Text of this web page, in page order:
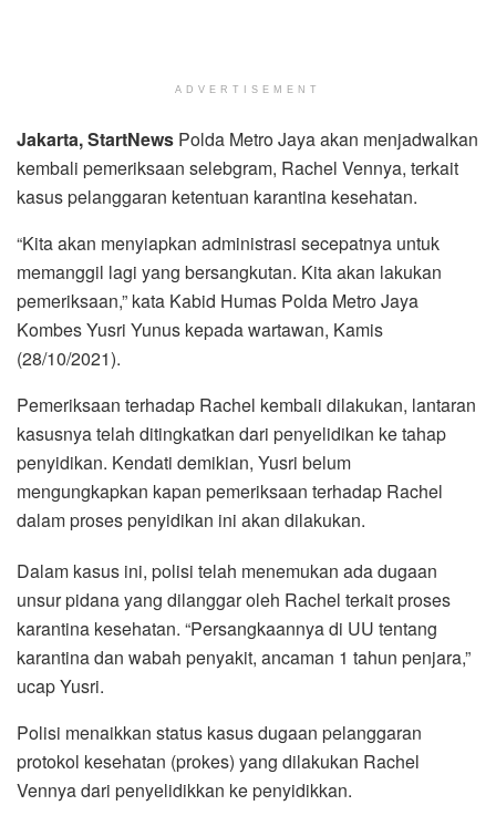
ADVERTISEMENT
Jakarta, StartNews Polda Metro Jaya akan menjadwalkan
kembali pemeriksaan selebgram, Rachel Vennya, terkait
kasus pelanggaran ketentuan karantina kesehatan.
“Kita akan menyiapkan administrasi secepatnya untuk
memanggil lagi yang bersangkutan. Kita akan lakukan
pemeriksaan,” kata Kabid Humas Polda Metro Jaya
Kombes Yusri Yunus kepada wartawan, Kamis
(28/10/2021).
Pemeriksaan terhadap Rachel kembali dilakukan, lantaran
kasusnya telah ditingkatkan dari penyelidikan ke tahap
penyidikan. Kendati demikian, Yusri belum
mengungkapkan kapan pemeriksaan terhadap Rachel
dalam proses penyidikan ini akan dilakukan.
Dalam kasus ini, polisi telah menemukan ada dugaan
unsur pidana yang dilanggar oleh Rachel terkait proses
karantina kesehatan. “Persangkaannya di UU tentang
karantina dan wabah penyakit, ancaman 1 tahun penjara,”
ucap Yusri.
Polisi menaikkan status kasus dugaan pelanggaran
protokol kesehatan (prokes) yang dilakukan Rachel
Vennya dari penyelidikkan ke penyidikkan.